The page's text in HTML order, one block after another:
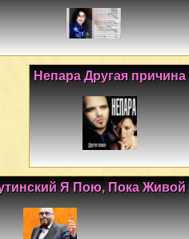
Непара Другая причина
Я Пою, Пока Живой